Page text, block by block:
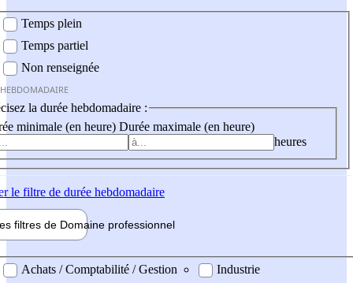
Temps plein
Temps partiel
Non renseignée
la durée hebdomadaire :
minimale (en heure) Durée maximale (en heure)
heures
le filtre de durée hebdomadaire
filtres de Domaine professionnel
professionel
Achats / Comptabilité / Gestion
Industrie